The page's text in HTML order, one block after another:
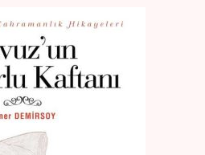
Sign In
Create Account